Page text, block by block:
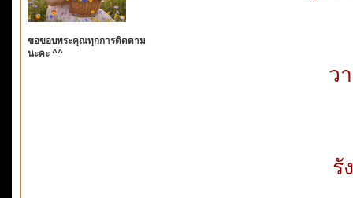
ขอขอบพระคุณทุกการติดตาม
นะคะ ^^
ว
รั